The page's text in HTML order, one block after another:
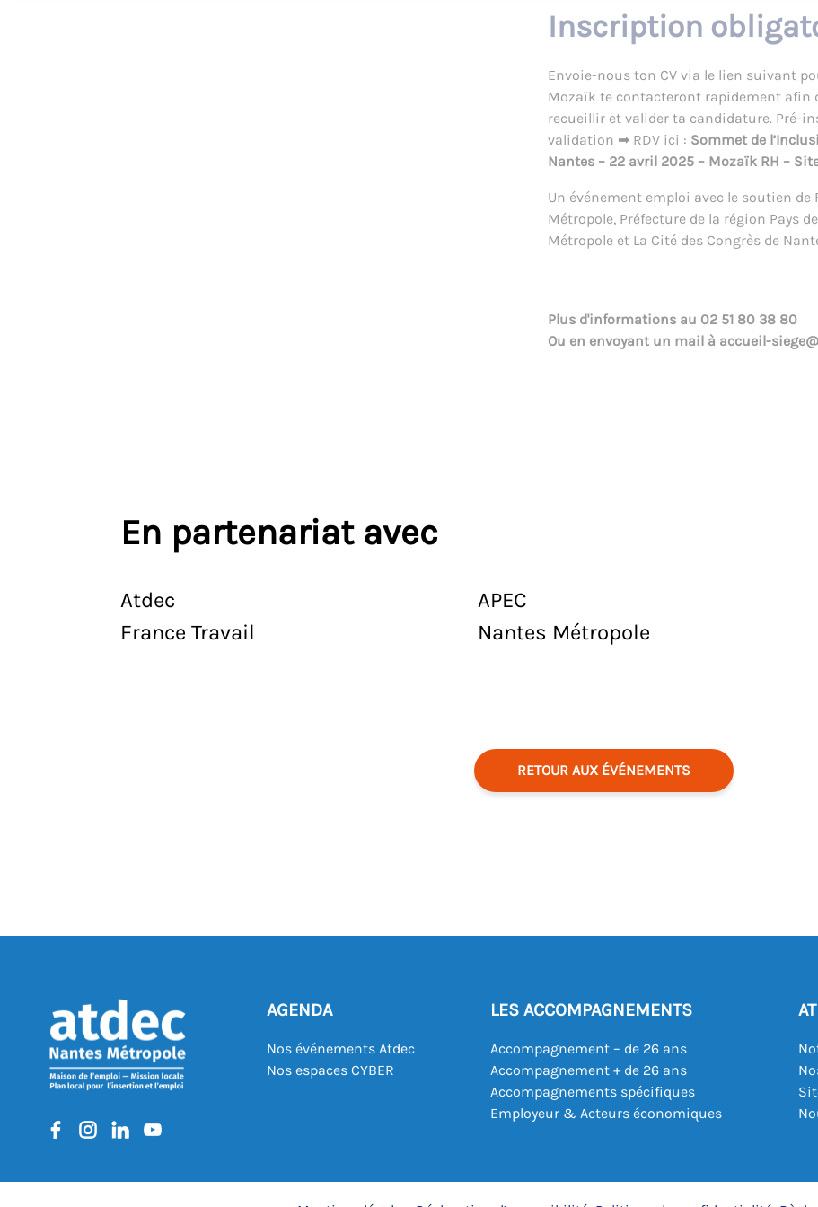
Inscription
Envoie-nous ton CV via le lien suivant
Mozaïk te contacteront rapidement afin
recueillir et valider ta candidature. Pré-
validation ➡ RDV ici : Sommet de
Nantes – 22 avril 2025 – Mozaïk RH –
Un événement emploi avec le soutien de
Métropole, Préfecture de la région Pays
Métropole et La Cité des Congrès de
Plus d'informations au 02 51 80 38 80
Ou en envoyant un mail à accueil-
En partenariat avec
Atdec
APEC
France Travail
Nantes Métropole
RETOUR AUX ÉVÉNEMENTS
AGENDA
Nos événements Atdec
Nos espaces CYBER
LES ACCOMPAGNEMENTS
Accompagnement – de 26 ans
Accompagnement + de 26 ans
Accompagnements spécifiques
Employeur & Acteurs économiques